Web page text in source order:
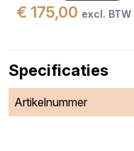
€ 175,00 excl. BTW
Specificaties
Artikelnummer